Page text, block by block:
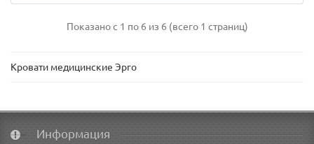
Показано с 1 по 6 из 6 (всего 1 страниц)
Кровати медицинские Эрго
Информация